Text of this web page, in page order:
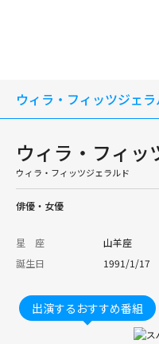
ウィラ・フィッツジェ
ウィラ・フィッ
ウィラ・フィッツジェラルド
俳優・女優
星 座
山羊座
誕生日
1991/1/17
出演するおすすめ番組